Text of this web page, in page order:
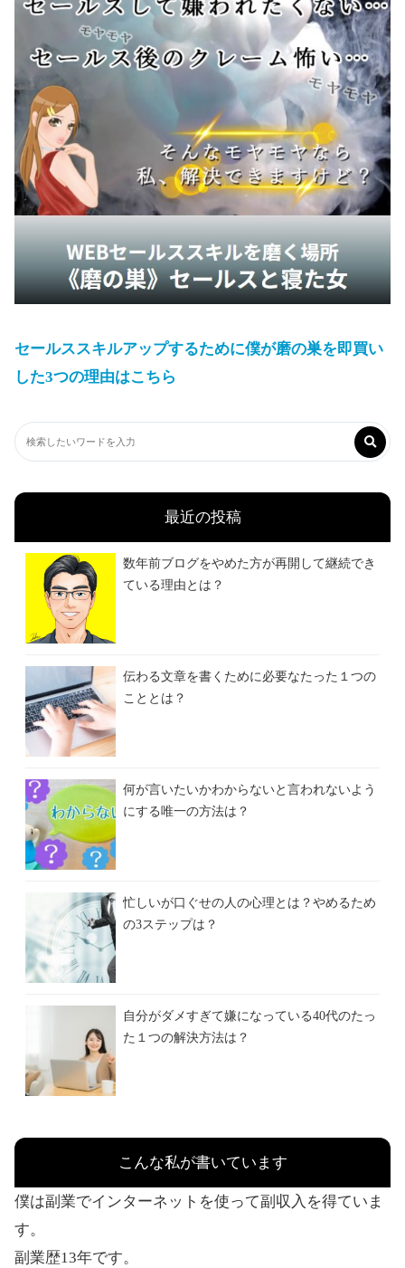
セールススキルアップするために僕が磨の巣を即買い
した3つの理由はこちら
最近の投稿
数年前ブログをやめた方が再開して継続でき
ている理由とは？
伝わる文章を書くために必要なたった１つの
こととは？
何が言いたいかわからないと言われないよう
にする唯一の方法は？
忙しいが口ぐせの人の心理とは？やめるため
の3ステップは？
自分がダメすぎて嫌になっている40代のたっ
た１つの解決方法は？
こんな私が書いています
僕は副業でインターネットを使って副収入を得ていま
す。
副業歴13年です。